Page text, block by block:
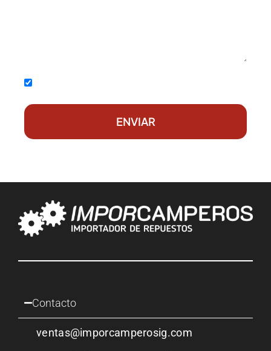
ENVIAR
Contacto
ventas@imporcamperosig.com